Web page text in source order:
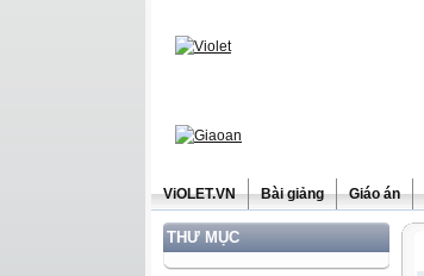
ViOLET.VN Bài giảng Giáo án
THƯ MỤC